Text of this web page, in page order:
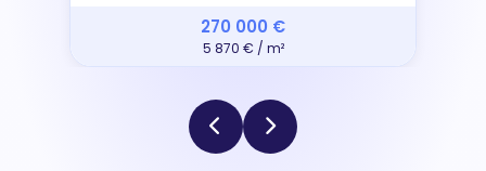
270 000 €
5 870 € / m²